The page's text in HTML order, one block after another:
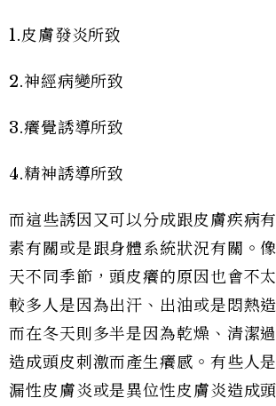
1.皮膚發炎所致
2.神經病變所致
3.癢覺誘導所致
4.精神誘導所致
而這些誘因又可以分成跟皮膚疾病
素有關或是跟身體系統狀況有關。
天不同季節，頭皮癢的原因也會不
較多人是因為出汗、出油或是悶熱
而在冬天則多半是因為乾燥、清潔
造成頭皮刺激而產生癢感。有些人
漏性皮膚炎或是異位性皮膚炎造成